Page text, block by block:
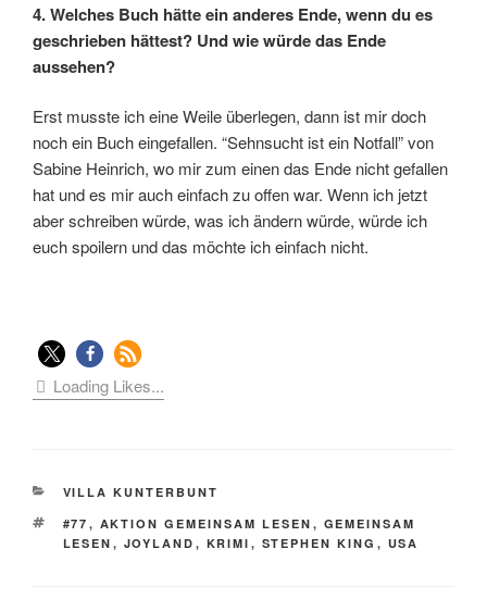
4. Welches Buch hätte ein anderes Ende, wenn du es
geschrieben hättest? Und wie würde das Ende
aussehen?
Erst musste ich eine Weile überlegen, dann ist mir doch
noch ein Buch eingefallen. “Sehnsucht ist ein Notfall” von
Sabine Heinrich, wo mir zum einen das Ende nicht gefallen
hat und es mir auch einfach zu offen war. Wenn ich jetzt
aber schreiben würde, was ich ändern würde, würde ich
euch spoilern und das möchte ich einfach nicht.
Loading Likes...
KATEGORIEN
VILLA KUNTERBUNT
SCHLAGWÖRTER
#77 , AKTION GEMEINSAM LESEN , GEMEINSAM
LESEN , JOYLAND , KRIMI , STEPHEN KING , USA